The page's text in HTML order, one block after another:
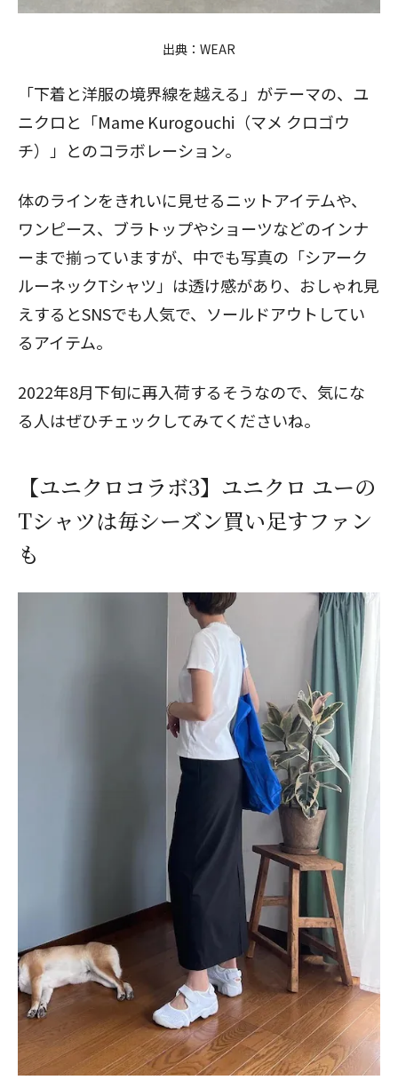
出典： WEAR
「下着と洋服の境界線を越える」がテーマの、 ユ
ニクロと「Mame Kurogouchi（マメ クロゴウ
チ）」とのコラボレーション。
体のラインをきれいに見せるニットアイテムや、
ワンピース、ブラトップやショーツなどのインナ
ーまで揃っていますが、中でも写真の「シアーク
ルーネックTシャツ」は透け感があり、おしゃれ見
えするとSNSでも人気で、ソールドアウトしてい
るアイテム。
2022年8月下旬に再入荷するそうなので、気にな
る人はぜひチェックしてみてくださいね。
【ユニクロコラボ3】ユニクロ ユーの
Tシャツは毎シーズン買い足すファン
も